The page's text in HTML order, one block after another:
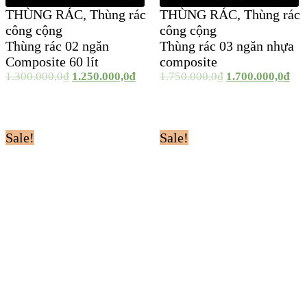
THÙNG RÁC, Thùng rác
công cộng
Thùng rác 02 ngăn
Composite 60 lít
1.300.000,0₫ 1.250.000,0₫
THÙNG RÁC, Thùng rác
công cộng
Thùng rác 03 ngăn nhựa
composite
1.750.000,0₫ 1.700.000,0₫
Sale! Sale!